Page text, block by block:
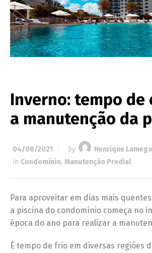
Inverno: tempo de
a manutenção da
04/08/2021 by
Henrique Lamego
in Condomínio, Manutenção Predial
Para aproveitar em dias mais
a piscina do condomínio começa no
época do ano para realizar a
É tempo de frio em diversas regiões